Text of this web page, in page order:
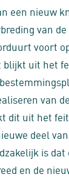
een nieuw
van de
voort
uit het
van
dit uit het
deel
is dat
en de